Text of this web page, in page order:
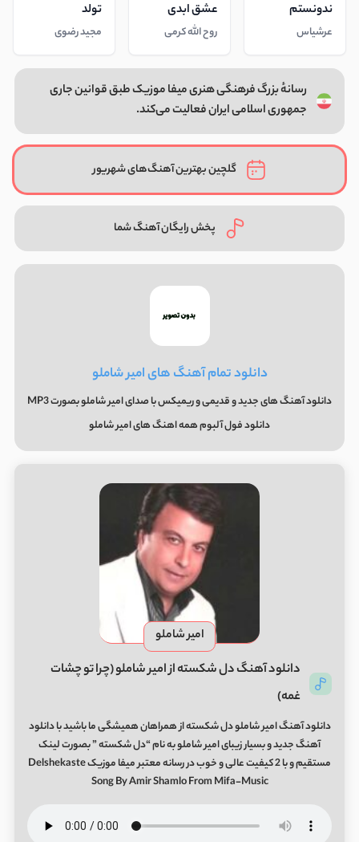
ندونستم
عرشیاس
عشق ابدی
روح الله کرمی
تولد
مجید رضوی
رسانهٔ بزرگ فرهنگی هنری میفا موزیک طبق قوانین جاری
جمهوری اسلامی ایران فعالیت می‌کند.
گلچین بهترین آهنگ‌های شهریور
پخش رایگان آهنگ شما
دانلود تمام آهنگ های امیر شاملو
دانلود آهنگ های جدید و قدیمی و ریمیکس با صدای امیر شاملو بصورت MP3
دانلود فول آلبوم همه اهنگ های امیر شاملو
امیر شاملو
دانلود آهنگ دل شکسته از امیر شاملو (چرا تو چشات
غمه)
دانلود آهنگ امیر شاملو دل شکسته از همراهان همیشگی ما باشید با دانلود
آهنگ جدید و بسیار زیبای امیر شاملو به نام “دل شکسته ” بصورت لینک
مستقیم و با 2 کیفیت عالی و خوب در رسانه معتبر میفا موزیک Delshekaste
Song By Amir Shamlo From Mifa-Music